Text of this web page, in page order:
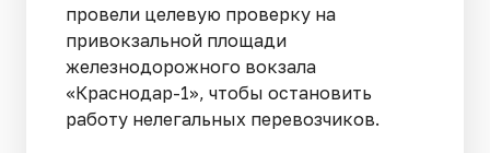
провели целевую проверку на
привокзальной площади
железнодорожного вокзала
«Краснодар-1», чтобы остановить
работу нелегальных перевозчиков.